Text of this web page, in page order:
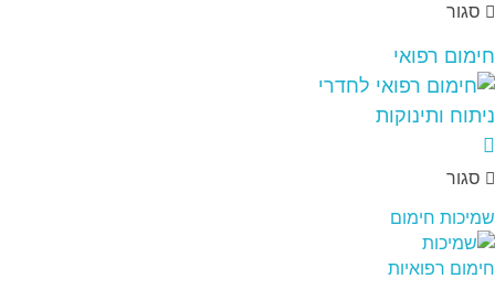
סגור
חימום רפואי
סגור
שמיכות חימום